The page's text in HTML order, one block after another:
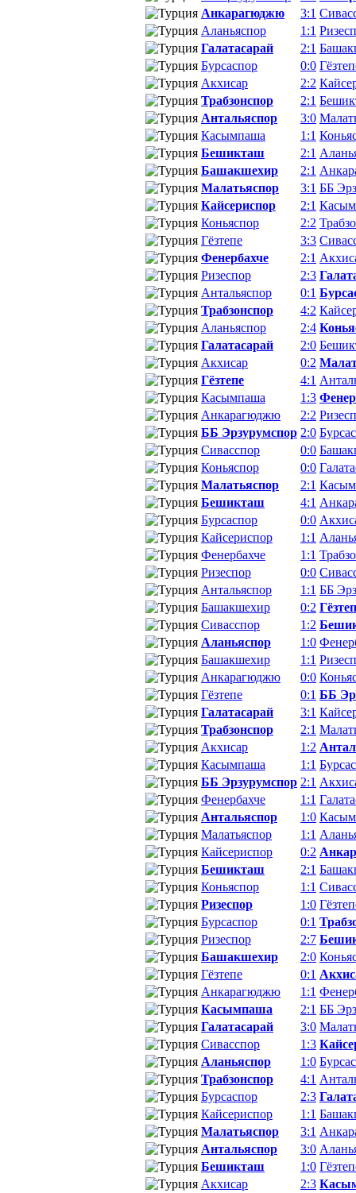
Анкарагюджю
3:1
Аланьяспор
1:1
Галатасарай
2:1
Бурсаспор
0:0
Акхисар
2:2
Трабзонспор
2:1
Антальяспор
3:0
Касымпаша
1:1
Бешикташ
2:1
Башакшехир
2:1
Малатьяспор
3:1 ББ
Кайсериспор
2:1
Коньяспор
2:2
Гёзтепе
3:3
Фенербахче
2:1
Ризеспор
2:3
Антальяспор
0:1
Трабзонспор
4:2
Аланьяспор
2:4
Галатасарай
2:0
Акхисар
0:2
Гёзтепе
4:1
Касымпаша
1:3
Анкарагюджю
2:2
ББ Эрзурумспор 2:0
Сивасспор
0:0
Коньяспор
0:0
Малатьяспор
2:1
Бешикташ
4:1
Бурсаспор
0:0
Кайсериспор
1:1
Фенербахче
1:1
Ризеспор
0:0
Антальяспор
1:1 ББ
Башакшехир
0:2
Сивасспор
1:2
Аланьяспор
1:0
Башакшехир
1:1
Анкарагюджю
0:0
Гёзтепе
0:1 ББ
Галатасарай
3:1
Трабзонспор
2:1
Акхисар
1:2
Касымпаша
1:1
ББ Эрзурумспор 2:1
Фенербахче
1:1
Антальяспор
1:0
Малатьяспор
1:1
Кайсериспор
0:2
Бешикташ
2:1
Коньяспор
1:1
Ризеспор
1:0
Бурсаспор
0:1
Ризеспор
2:7
Башакшехир
2:0
Гёзтепе
0:1
Анкарагюджю
1:1
Касымпаша
2:1 ББ
Галатасарай
3:0
Сивасспор
1:3
Аланьяспор
1:0
Трабзонспор
4:1
Бурсаспор
2:3
Кайсериспор
1:1
Малатьяспор
3:1
Антальяспор
3:0
Бешикташ
1:0
Акхисар
2:3